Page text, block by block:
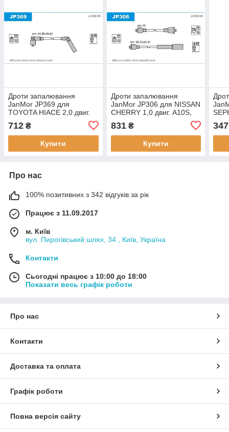
Дроти запалювання
JanMor JP369 для
TOYOTA HIACE 2,0 двиг.
712 ₴
Купити
Дроти запалювання
JanMor JP306 для NISSAN
CHERRY 1,0 двиг. A10S,
1,6 двиг. E16I, MICRA 1,0
TOYOTA CELICA 2,0 двиг.
18R, 21R-U, 2,0
831₴
Купити
347
Про нас
100% позитивних з 342 відгуків за рік
Працює з 11.09.2017
м. Київ
вул. Пирогівський шлях, 34 , Київ, Україна
Контакти
Сьогодні працює з 10:00 до 18:00
Показати весь графік роботи
Про нас
Контакти
Доставка та оплата
Графік роботи
Повна версія сайту